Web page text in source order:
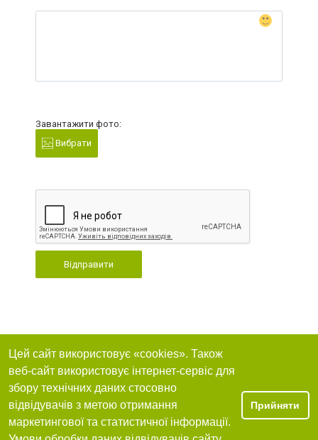
Завантажити фото:
Вибрати
Відправити
Цей сайт використовує «cookies». Також
веб-сайт використовує інтернет-сервіс для
збору технічних даних стосовно
відвідувачів з метою отримання
маркетингової та статистичної інформації.
Прийняти